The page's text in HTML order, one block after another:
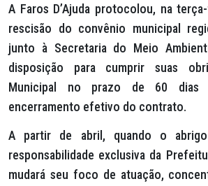
A Faros D’Ajuda protocolou, na
rescisão do convênio municipal
junto à Secretaria do Meio
disposição para cumprir suas
Municipal no prazo de 60 dias
encerramento efetivo do contrato.
A partir de abril, quando o
responsabilidade exclusiva da
mudará seu foco de atuação,